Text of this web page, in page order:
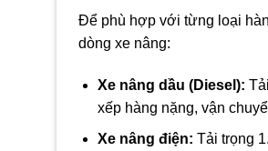
Để phù hợp với từng loại
dòng xe nâng:
Xe nâng dầu (Diesel):
xếp hàng nặng, vận
Xe nâng điện: Tải trọng